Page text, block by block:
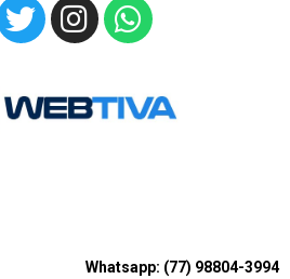
Whatsapp: (77) 98804-3994